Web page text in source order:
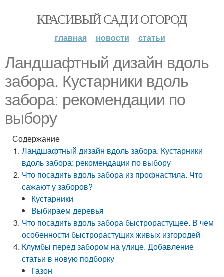
КРАСИВЫЙ САД И ОГОРОД
главная новости статьи
Ландшафтный дизайн вдоль
забора. Кустарники вдоль
забора: рекомендации по
выбору
Содержание
Ландшафтный дизайн вдоль забора. Кустарники
вдоль забора: рекомендации по выбору
Что посадить вдоль забора из профнастила. Что
сажают у заборов?
Кустарники
Выбираем деревья
Что посадить вдоль забора быстрорастущее. В чем
особенности быстрорастущих живых изгородей
Клумбы перед забором на улице. Добавление
статьи в новую подборку
Газон